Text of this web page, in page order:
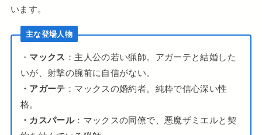
います。
主な登場人物
・ マックス ：主人公の若い猟師。アガーテと結婚した
いが、射撃の腕前に自信がない。
・アガーテ ：マックスの婚約者。純粋で信心深い性
格。
・カスパール：マックスの同僚で、悪魔ザミエルと契